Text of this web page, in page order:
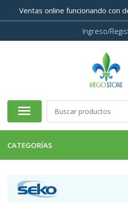
Ventas online funcionando con
Ingreso/
CATEGORÍAS